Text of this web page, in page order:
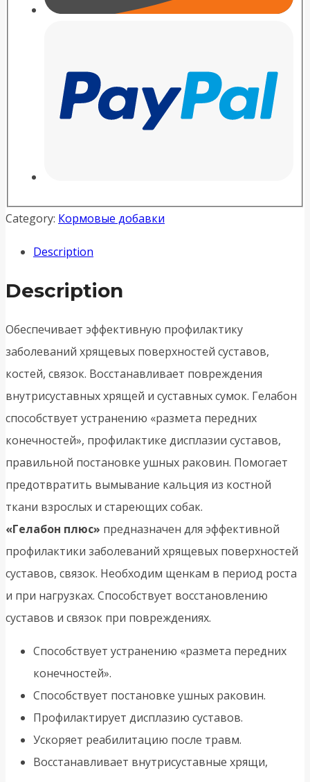
Category: Кормовые добавки
Description
Description
Обеспечивает эффективную профилактику
заболеваний хрящевых поверхностей суставов,
костей, связок. Восстанавливает повреждения
внутрисуставных хрящей и суставных сумок. Гелабон
способствует устранению «размета передних
конечностей», профилактике дисплазии суставов,
правильной постановке ушных раковин. Помогает
предотвратить вымывание кальция из костной
ткани взрослых и стареющих собак.
«Гелабон плюс» предназначен для эффективной
профилактики заболеваний хрящевых поверхностей
суставов, связок. Необходим щенкам в период роста
и при нагрузках. Способствует восстановлению
суставов и связок при повреждениях.
Способствует устранению «размета передних
конечностей».
Способствует постановке ушных раковин.
Профилактирует дисплазию суставов.
Ускоряет реабилитацию после травм.
Восстанавливает внутрисуставные хрящи,